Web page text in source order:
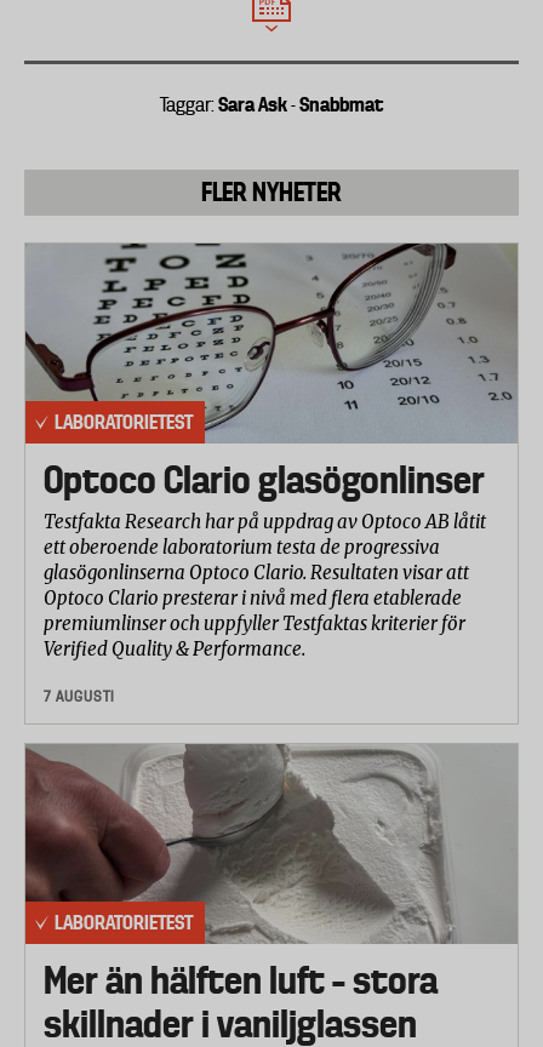
Rekommenderat dagligt intag för kvinnor: 15
Rekommenderat dagligt intag för män och kvinnor
efter sista menstruationen: 9 milligram.
Fibrer
En lagom mängd för vuxna är cirka 25-35 gram
fibrer per dag.
Salt
Max 5-6 gram per dag (ca en tesked)
Taggar: Sara Ask-Snabbmat
FLER NYHETER
LABORATORIETEST
Optoco Clario glasögonlinser
Testfakta Research har på uppdrag av Optoco AB låtit
ett oberoende laboratorium testa de progressiva
glasögonlinserna Optoco Clario. Resultaten visar att
Optoco Clario presterar i nivå med flera etablerade
premiumlinser och uppfyller Testfaktas kriterier för
Verified Quality & Performance.
7 AUGUSTI
LABORATORIETEST
Mer än hälften luft – stora
skillnader i vaniljglassen